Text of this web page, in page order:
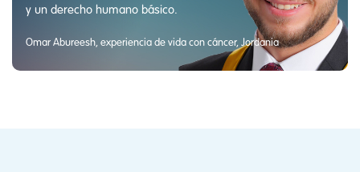
y un derecho humano básico.
Omar Abureesh, experiencia de vida con cáncer, Jordania